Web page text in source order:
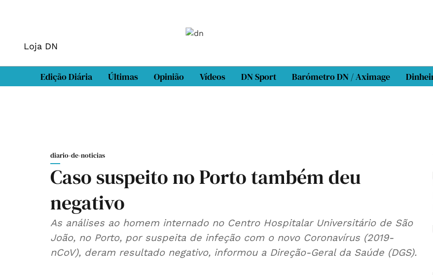
Loja DN
Edição Diária Últimas Opinião Vídeos DN Sport Barómetro DN / Aximage
diario-de-noticias
Caso suspeito no Porto também deu
negativo
As análises ao homem internado no Centro Hospitalar Universitário de São
João, no Porto, por suspeita de infeção com o novo Coronavírus (2019-
nCoV), deram resultado negativo, informou a Direção-Geral da Saúde (DGS).